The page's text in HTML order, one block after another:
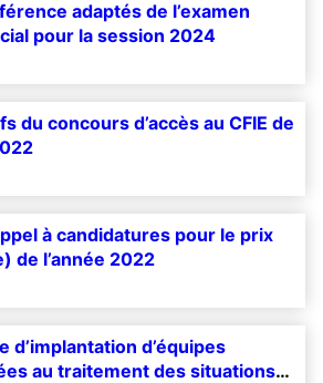
adaptés de l’examen
pour la session 2024
du concours d’accès au CFIE de
à candidatures pour le prix
de l’année 2022
d’implantation d’équipes
au traitement des situations